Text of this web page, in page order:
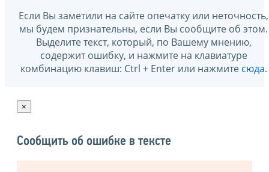
Если Вы заметили на сайте опечатку или неточность,
мы будем признательны, если Вы сообщите об этом.
Выделите текст, который, по Вашему мнению,
содержит ошибку, и нажмите на клавиатуре
комбинацию клавиш: Ctrl + Enter или нажмите сюда.
×
Сообщить об ошибке в тексте